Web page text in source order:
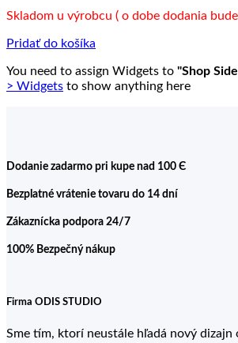
Skladom u výrobcu ( o dobe dodania
Pridať do košíka
You need to assign Widgets to "Shop
> Widgets to show anything here
Dodanie zadarmo pri kupe nad 100 Є
Bezplatné vrátenie tovaru do 14 dní
Zákaznícka podpora 24/7
100% Bezpečný nákup
Firma ODIS STUDIO
Sme tím, ktorí neustále hľadá nový dizajn